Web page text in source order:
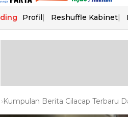
Profil Reshuffle Kabinet
Kumpulan Berita Cilacap Terbaru